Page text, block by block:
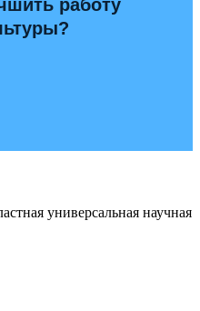
работу
универсальная научная